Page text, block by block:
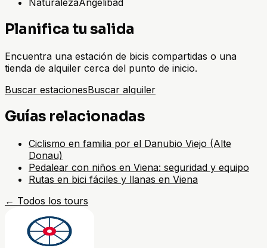
NaturalezaAngelibad
Planifica tu salida
Encuentra una estación de bicis compartidas o una
tienda de alquiler cerca del punto de inicio.
Buscar estacionesBuscar alquiler
Guías relacionadas
Ciclismo en familia por el Danubio Viejo (Alte
Donau)
Pedalear con niños en Viena: seguridad y equipo
Rutas en bici fáciles y llanas en Viena
← Todos los tours